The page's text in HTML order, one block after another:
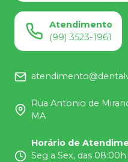
Atendimento
(99) 3523-1961
Rua Antonio de
MA
Horário de
Seg a Sex, das